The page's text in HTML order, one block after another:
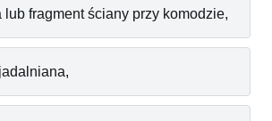
lub fragment ściany przy komodzie,